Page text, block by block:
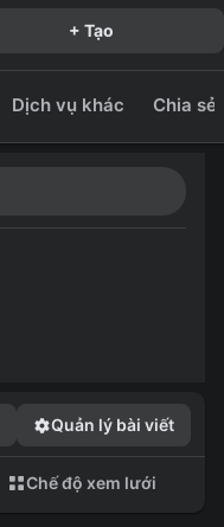
+ Tạo
Dịch vụ khác Chia sẻ
Quản lý bài viết
Chế độ xem lưới